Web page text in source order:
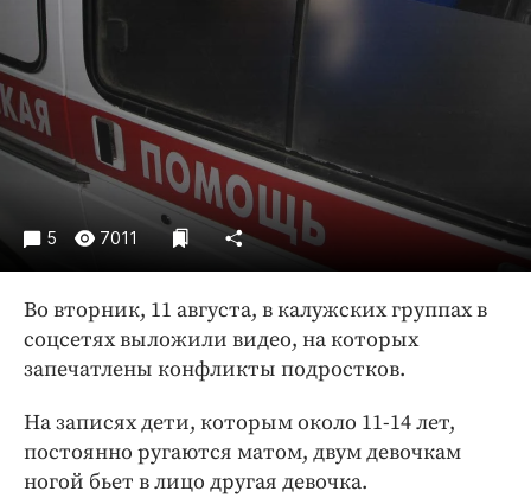
Происшествия
Спорт
Экономика и бизнес
ПРОЕКТЫ
Блоги
Издания
Медиаперсона
Интересное чтиво
Клиника года
Бренд года
Работодатель года
5 7011
Во вторник, 11 августа, в калужских группах в
соцсетях выложили видео, на которых
запечатлены конфликты подростков.
На записях дети, которым около 11-14 лет,
постоянно ругаются матом, двум девочкам
ногой бьет в лицо другая девочка.